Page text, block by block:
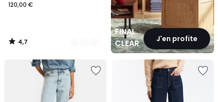
120,00 €
4,7
/
FINAL
CLEARANCEJ'en profite